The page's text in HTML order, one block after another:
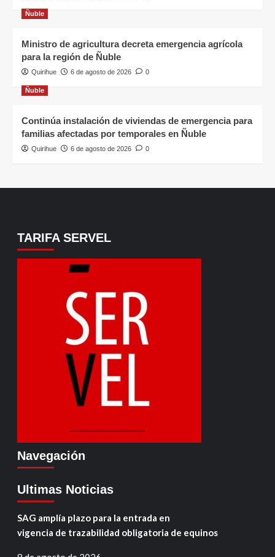
Ñuble
Ministro de agricultura decreta emergencia agrícola
para la región de Ñuble
Quirihue 6 de agosto de 2026 0
Ñuble
Continúa instalación de viviendas de emergencia para
familias afectadas por temporales en Ñuble
Quirihue 6 de agosto de 2026 0
TARIFA SERVEL
Navegación
Ultimas Noticias
SAG amplía plazo para la entrada en
vigencia de trazabilidad obligatoria de equinos